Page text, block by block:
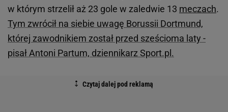
w którym strzelił aż 23 gole w zaledwie 13 meczach.
Tym zwrócił na siebie uwagę Borussii Dortmund,
której zawodnikiem został przed sześcioma laty -
pisał Antoni Partum, dziennikarz Sport.pl.